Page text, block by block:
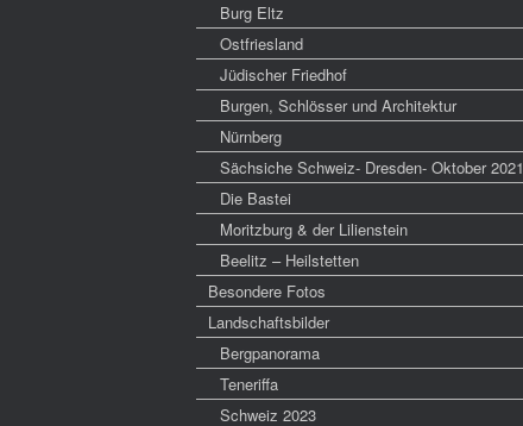
Burg Eltz
Ostfriesland
Jüdischer Friedhof
Burgen, Schlösser und Architektur
Nürnberg
Sächsiche Schweiz- Dresden- Oktober 2021
Die Bastei
Moritzburg & der Lilienstein
Beelitz – Heilstetten
Besondere Fotos
Landschaftsbilder
Bergpanorama
Teneriffa
Schweiz 2023